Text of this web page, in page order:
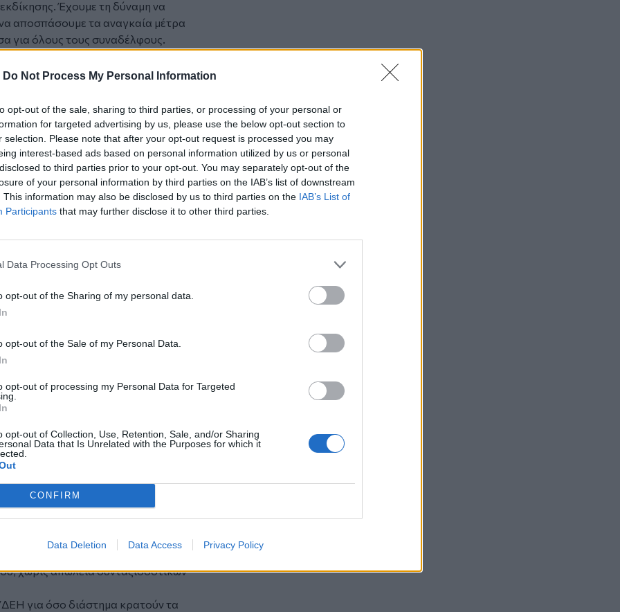
Do Not Process My Personal Information
opt-out of the sale, sharing to third parties, or processing of your personal or
for targeted advertising by us, please use the below opt-out section to
selection. Please note that after your opt-out request is processed you may
interest-based ads based on personal information utilized by us or personal
to third parties prior to your opt-out. You may separately opt-out of the
of your personal information by third parties on the IAB’s list of downstream
This information may also be disclosed by us to third parties on the IAB’s List of
Participants that may further disclose it to other third parties.
Data Processing Opt Outs
opt-out of the Sharing of my personal data.
opt-out of the Sale of my Personal Data.
opt-out of processing my Personal Data for Targeted
opt-out of Collection, Use, Retention, Sale, and/or Sharing
Data that Is Unrelated with the Purposes for which it
CONFIRM
Data Deletion Data Access Privacy Policy
Έχουμε τη δύναμη να
αποσπάσουμε τα αναγκαία μέτρα
για όλους τους συναδέλφους.
την δράση ξεπερνωντας τις
του συνδικαλιστικου μας κινηματος,
σε αυτά που μας καίνε,
σταθούμε μπροστά στις απαιτήσεις
Χαιρετιζουμε την αποφαση του
κινητοποιηση αλλα χρειαζεται να
και πεισμα την δραση μας
μας εξοντώνει, για να μπουν πολυ
επαγγελματιες στον αγωνα, για να
κυβερνητικα σχεδια για
καθε φωνης διεκδικησης και
μπορει να επιβαλει περιοριοσμους
δεν προκειται να βαλει.
δίκαιων αιτημάτων μας,
ανάγκη, αυτούς που
εισόδημα κάτω των 12.000 ευρώ.
τις πληττόμενες επιχειρήσεις
για κάθε μήνα εφαρμογής
εφορία και τις τράπεζες. Να
κεφαλαίου για τους εν ενεργεία
και 50% για όσους είναι άνεργοι.
να μετατραπεί σε μη
κάτω από 12.000 ευρώ. Άρση
όλοι όσοι έχουν πραγματικά
ευρώ, από το οικονομικό έτος
Μείωση των έμμεσων
αυτοαπασχολούμενων για όσο
χωρίς απώλεια συνταξιοδοτικών
για όσο διάστημα κρατούν τα
στην πρώτη γραμμή ενός ακήρυχτου
πολέμου